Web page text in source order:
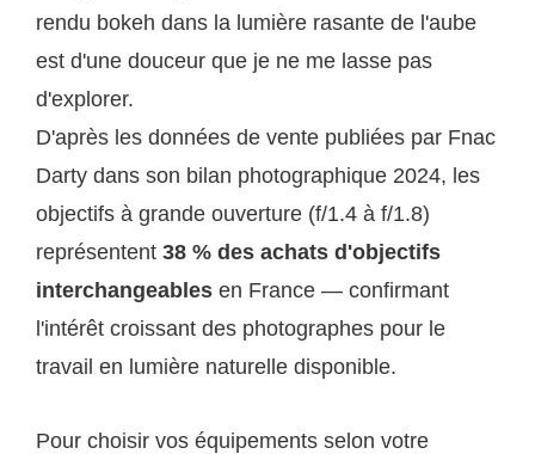
rendu bokeh dans la lumière rasante de l'aube
est d'une douceur que je ne me lasse pas
d'explorer.
D'après les données de vente publiées par Fnac
Darty dans son bilan photographique 2024, les
objectifs à grande ouverture (f/1.4 à f/1.8)
représentent 38 % des achats d'objectifs
interchangeables en France — confirmant
l'intérêt croissant des photographes pour le
travail en lumière naturelle disponible.
Pour choisir vos équipements selon votre